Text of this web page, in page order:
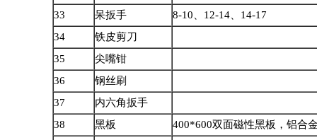
33
呆扳手 8-10、 12-14、 14-17
34
铁皮剪刀
35
尖嘴钳
36
钢丝刷
37
内六角扳手
38
黑板 400*600双面磁性黑板，铝合